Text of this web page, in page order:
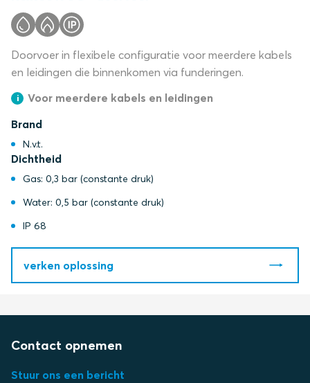
Doorvoer in flexibele configuratie voor meerdere kabels
en leidingen die binnenkomen via funderingen.
Voor meerdere kabels en leidingen
Brand
N.v.t.
Dichtheid
Gas: 0,3 bar (constante druk)
Water: 0,5 bar (constante druk)
IP 68
verken oplossing
Contact opnemen
Stuur ons een bericht